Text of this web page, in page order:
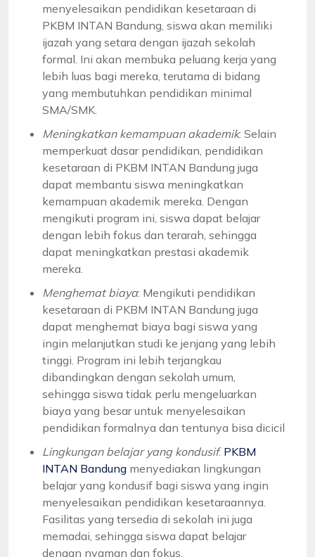
menyelesaikan pendidikan kesetaraan di
PKBM INTAN Bandung, siswa akan memiliki
ijazah yang setara dengan ijazah sekolah
formal. Ini akan membuka peluang kerja yang
lebih luas bagi mereka, terutama di bidang
yang membutuhkan pendidikan minimal
SMA/SMK.
Meningkatkan kemampuan akademik: Selain
memperkuat dasar pendidikan, pendidikan
kesetaraan di PKBM INTAN Bandung juga
dapat membantu siswa meningkatkan
kemampuan akademik mereka. Dengan
mengikuti program ini, siswa dapat belajar
dengan lebih fokus dan terarah, sehingga
dapat meningkatkan prestasi akademik
mereka.
Menghemat biaya: Mengikuti pendidikan
kesetaraan di PKBM INTAN Bandung juga
dapat menghemat biaya bagi siswa yang
ingin melanjutkan studi ke jenjang yang lebih
tinggi. Program ini lebih terjangkau
dibandingkan dengan sekolah umum,
sehingga siswa tidak perlu mengeluarkan
biaya yang besar untuk menyelesaikan
pendidikan formalnya dan tentunya bisa dicicil
Lingkungan belajar yang kondusif: PKBM
INTAN Bandung menyediakan lingkungan
belajar yang kondusif bagi siswa yang ingin
menyelesaikan pendidikan kesetaraannya.
Fasilitas yang tersedia di sekolah ini juga
memadai, sehingga siswa dapat belajar
dengan nyaman dan fokus.